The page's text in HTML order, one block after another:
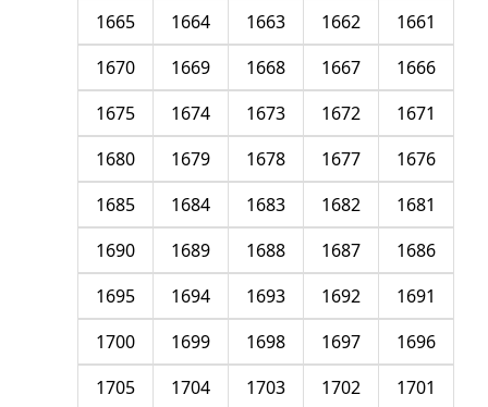
1661
1662
1663
1664
1665
1666
1667
1668
1669
1670
1671
1672
1673
1674
1675
1676
1677
1678
1679
1680
1681
1682
1683
1684
1685
1686
1687
1688
1689
1690
1691
1692
1693
1694
1695
1696
1697
1698
1699
1700
1701
1702
1703
1704
1705